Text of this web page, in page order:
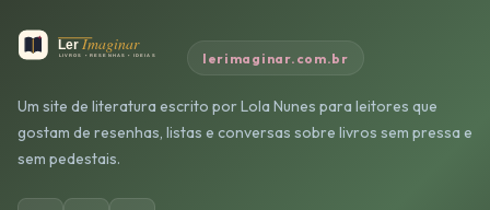
lerimaginar.com.br
Um site de literatura escrito por Lola Nunes para leitores que
gostam de resenhas, listas e conversas sobre livros sem pressa e
sem pedestais.